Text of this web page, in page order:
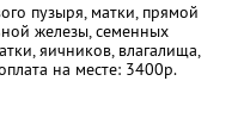
пузыря, матки, прямой
железы, семенных
яичников, влагалища,
на месте: 3400р.